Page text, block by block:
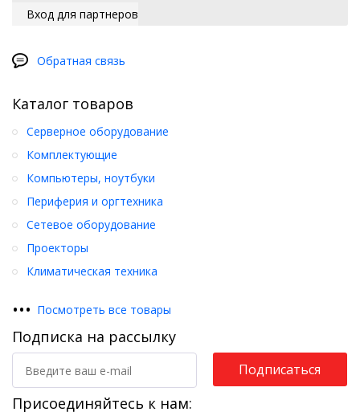
Вход для партнеров
Обратная связь
Каталог товаров
Серверное оборудование
Комплектующие
Компьютеры, ноутбуки
Периферия и оргтехника
Сетевое оборудование
Проекторы
Климатическая техника
••• Посмотреть все товары
Подписка на рассылку
Подписаться
Присоединяйтесь к нам: